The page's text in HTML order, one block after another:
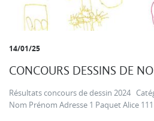
14/01/25
CONCOURS DESSINS DE
Résultats concours de dessin 2024
Nom Prénom Adresse 1 Paquet Alice